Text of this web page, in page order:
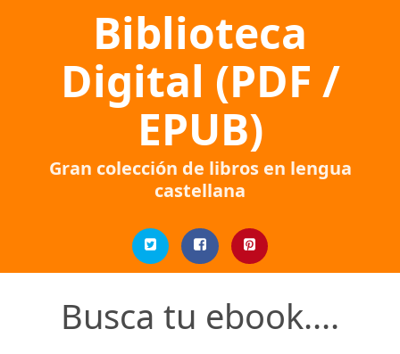
Biblioteca
Digital (PDF /
EPUB)
Gran colección de libros en lengua
castellana
Busca tu ebook....